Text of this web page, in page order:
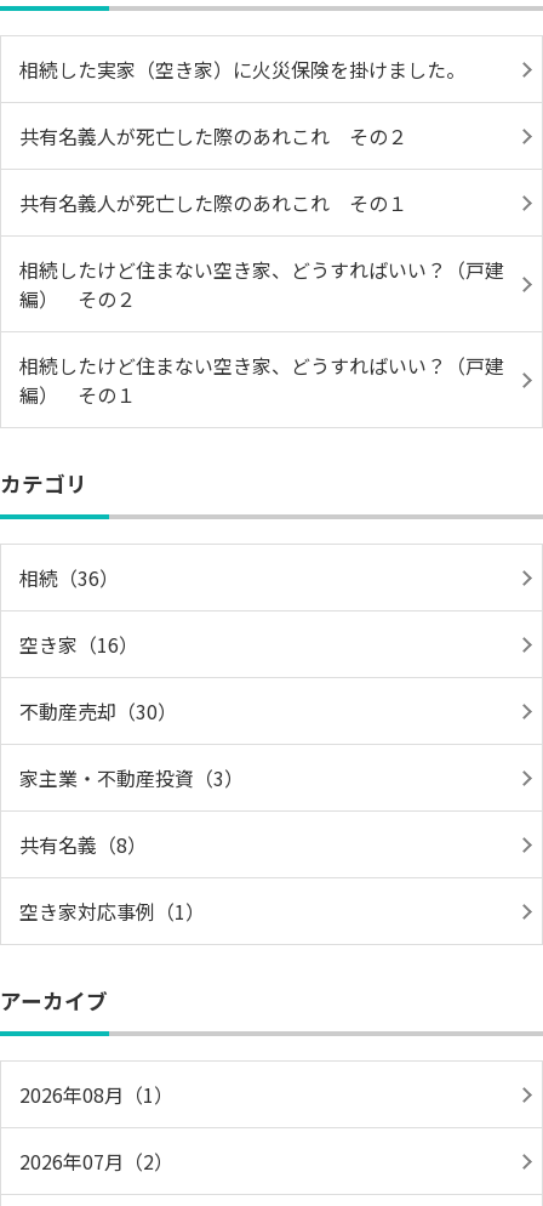
相続した実家（空き家）に火災保険を掛けました。
共有名義人が死亡した際のあれこれ その２
共有名義人が死亡した際のあれこれ その１
相続したけど住まない空き家、どうすればいい？（戸建
編） その２
相続したけど住まない空き家、どうすればいい？（戸建
編） その１
カテゴリ
相続（36）
空き家（16）
不動産売却（30）
家主業・不動産投資（3）
共有名義（8）
空き家対応事例（1）
アーカイブ
2026年08月（1）
2026年07月（2）